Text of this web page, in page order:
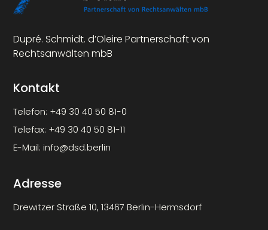
Dupré. Schmidt. d’Oleire Partnerschaft von
Rechtsanwälten mbB
Kontakt
Telefon: +49 30 40 50 81-0
Telefax: +49 30 40 50 81-11
E-Mail:info@dsd.berlin
Adresse
Drewitzer Straße 10, 13467 Berlin-Hermsdorf